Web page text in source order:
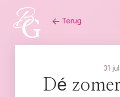
content
Terug
31 juli
Dé